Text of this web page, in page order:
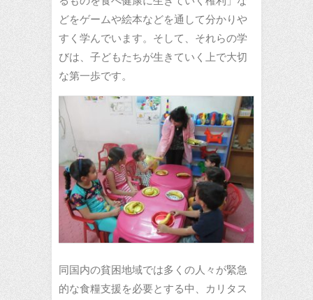
どをゲームや絵本などを通して分かりや
すく学んでいます。そして、それらの学
びは、子どもたちが生きていく上で大切
な第一歩です。
同国内の貧困地域では多くの人々が緊急
的な食糧支援を必要とする中、カリタス